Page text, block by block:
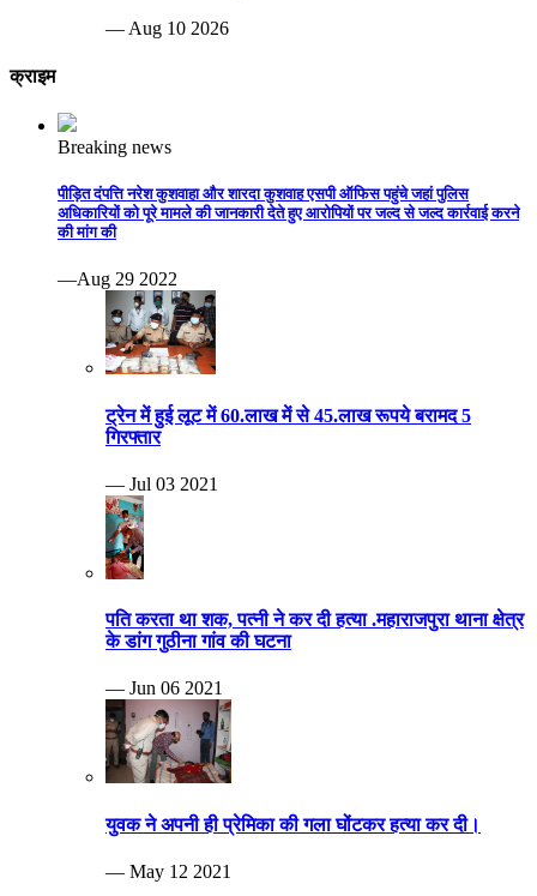
— Aug 10 2026
क्राइम
Breaking news
पीड़ित दंपत्ति नरेश कुशवाहा और शारदा कुशवाह एसपी ऑफिस पहुंचे जहां पुलिस
अधिकारियों को पूरे मामले की जानकारी देते हुए आरोपियों पर जल्द से जल्द कार्रवाई करने
की मांग की
—Aug 29 2022
ट्रेन में हुई लूट में 60.लाख में से 45.लाख रूपये बरामद 5
गिरफ्तार
— Jul 03 2021
पति करता था शक, पत्नी ने कर दी हत्या .महाराजपुरा थाना क्षेत्र
के डांग गुठीना गांव की घटना
— Jun 06 2021
युवक ने अपनी ही प्रेमिका की गला घोंटकर हत्या कर दी।
— May 12 2021